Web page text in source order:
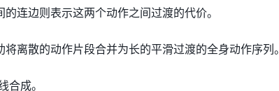
连边则表示这两个动作之间过渡的代价。
离散的动作片段合并为长的平滑过渡的全身动作序列。
成。